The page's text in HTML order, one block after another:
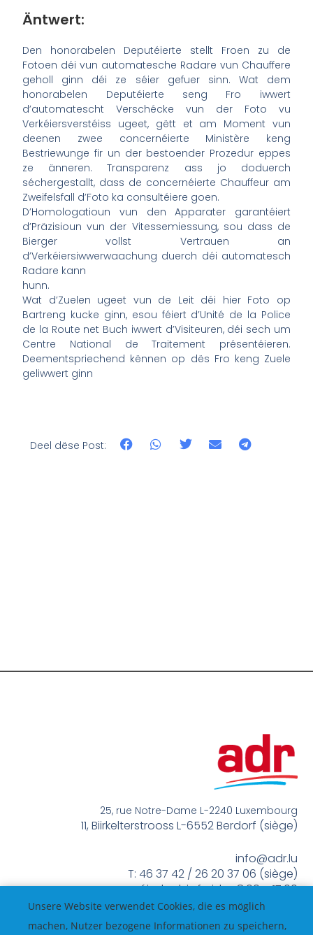
Äntwert:
Den honorabelen Deputéierte stellt Froen zu de
Fotoen déi vun automatesche Radare vun Chauffere
geholl ginn déi ze séier gefuer sinn. Wat dem
honorabelen Deputéierte seng Fro iwwert
d’automatescht Verschécke vun der Foto vu
Verkéiersverstéiss ugeet, gëtt et am Moment vun
deenen zwee concernéierte Ministère keng
Bestriewunge fir un der bestoender Prozedur eppes
ze änneren. Transparenz ass jo doduerch
séchergestallt, dass de concernéierte Chauffeur am
Zweifelsfall d’Foto ka consultéiere goen.
D’Homologatioun vun den Apparater garantéiert
d’Präzisioun vun der Vitessemiessung, sou dass de
Bierger vollst Vertrauen an
d’Verkéiersiwwerwaachung duerch déi automatesch
Radare kann
hunn.
Wat d’Zuelen ugeet vun de Leit déi hier Foto op
Bartreng kucke ginn, esou féiert d’Unité de la Police
de la Route net Buch iwwert d’Visiteuren, déi sech um
Centre National de Traitement présentéieren.
Deementspriechend kënnen op dës Fro keng Zuele
geliwwert ginn
Deel dëse Post:
25, rue Notre-Dame L-2240 Luxembourg
11, Biirkelterstrooss L-6552 Berdorf (siège)
info@adr.lu
T: 46 37 42 / 26 20 37 06 (siège)
méindes bis freides 8:00 – 17:00
Unsere Website verwendet Cookies, die es möglich
machen, Nutzer bezogene Informationen zu speichern,